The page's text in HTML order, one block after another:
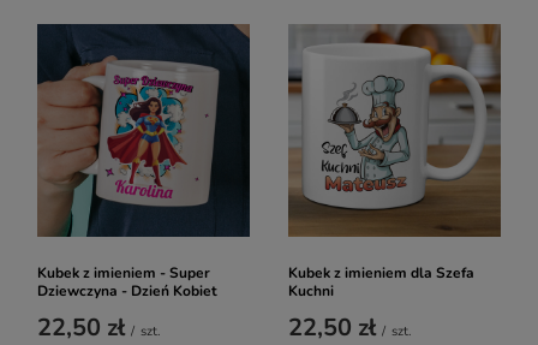
Kubek z imieniem - Super
Dziewczyna - Dzień Kobiet
22,50 zł / szt.
Kubek z imieniem dla Szefa
Kuchni
22,50 zł / szt.